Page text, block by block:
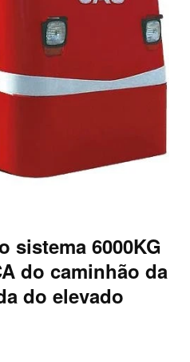
sistema 6000KG
do caminhão da
do elevado